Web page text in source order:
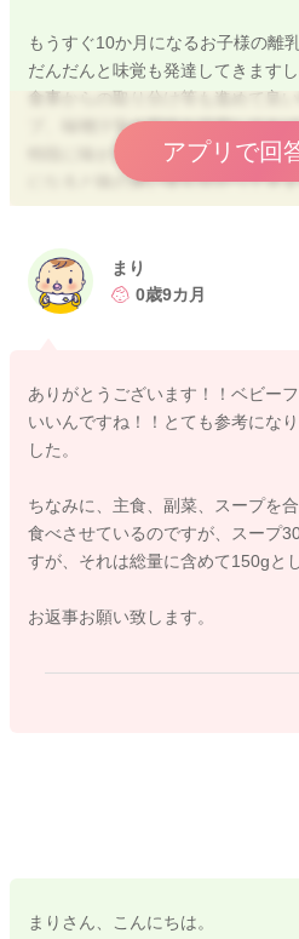
もうすぐ10か月になるお子様の離
だんだんと味覚も発達してきます
食事からの取り分け等も進めて良
プ、味噌汁等の風味を活用してあ
特段に味が濃いということではな
になると味の違い等も分かってき
味気ないものもあります。調味料
で、食欲が出ることもあります。
もちろん薄味にすることは大切で
お子様自身が好まない味や食感の
離乳食自体に拒否感が出てきてし
子様が楽しく美味しく食べられる
大人の食事からの取り分けに関し
ま使用しても良いですし、煮物な
で薄味にできます。 お子様にあげ
アプリで回
まり
0歳9カ月
ありがとうございます！！ベビー
いいんですね！！とても参考にな
した。
ちなみに、主食、副菜、スープを
食べさせているのですが、スープ
すが、それは総量に含めて150gと
お返事お願い致します。
まりさん、こんにちは。